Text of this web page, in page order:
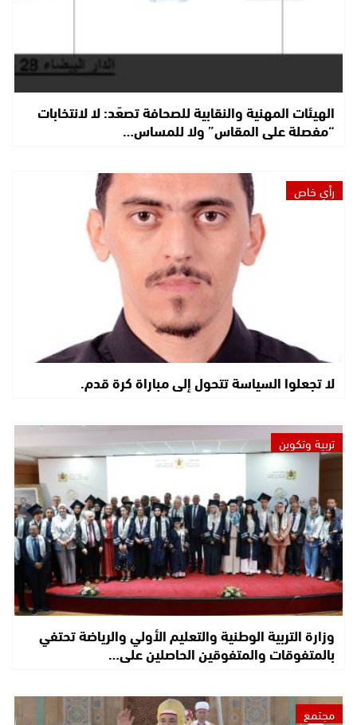
الهيئات المهنية والنقابية للصحافة تصعّد: لا لانتخابات
“مفصلة على المقاس” ولا للمساس…
رأي خاص
لا تجعلوا السياسة تتحول إلى مباراة كرة قدم.
تربية وتكوين
وزارة التربية الوطنية والتعليم الأولي والرياضة تحتفي
بالمتفوقات والمتفوقين الحاصلين على…
مجتمع